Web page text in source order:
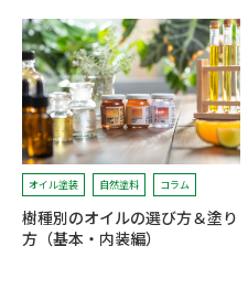
オイル塗装 自然塗料 コラム
樹種別のオイルの選び方＆塗り
方（基本・内装編）